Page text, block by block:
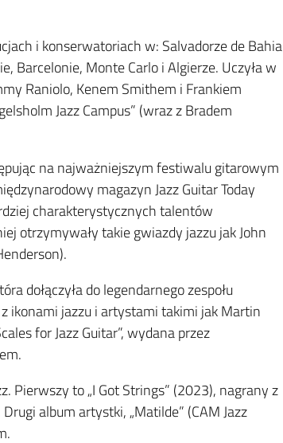
i konserwatoriach w: Salvadorze de Bahia
Barcelonie, Monte Carlo i Algierze. Uczyła w
Raniolo, Kenem Smithem i Frankiem
Jazz Campus” (wraz z Bradem
na najważniejszym festiwalu gitarowym
magazyn Jazz Guitar Today
charakterystycznych talentów
otrzymywały takie gwiazdy jazzu jak John
dołączyła do legendarnego zespołu
ikonami jazzu i artystami takimi jak Martin
for Jazz Guitar”, wydana przez
Pierwszy to „I Got Strings” (2023), nagrany z
album artystki, „Matilde” (CAM Jazz